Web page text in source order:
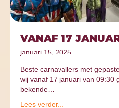
VANAF 17
januari 15, 2025
Beste carnavallers met
wij vanaf 17 januari van 09:30
bekende…
Lees verder...